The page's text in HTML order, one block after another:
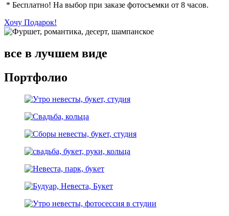
* Бесплатно! На выбор при заказе фотосъемки от 8 часов.
Хочу Подарок!
все в лучшем виде
Портфолио